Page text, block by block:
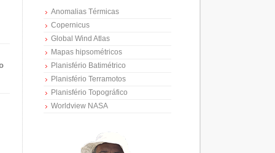
Anomalias Térmicas
Copernicus
Global Wind Atlas
Mapas hipsométricos
Planisfério Batimétrico
Planisfério Terramotos
Planisfério Topográfico
Worldview NASA